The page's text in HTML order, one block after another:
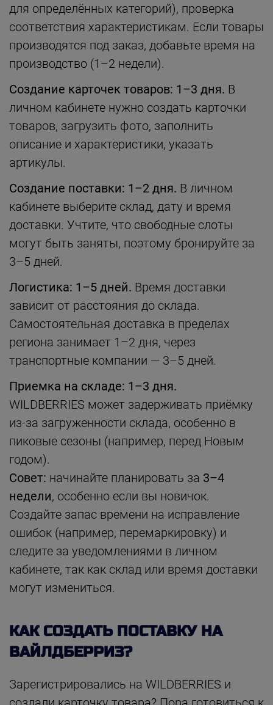
для определённых категорий), проверка
соответствия характеристикам. Если товары
производятся под заказ, добавьте время на
производство (1–2 недели).
Создание карточек товаров: 1–3 дня. В
личном кабинете нужно создать карточки
товаров, загрузить фото, заполнить
описание и характеристики, указать
артикулы.
Создание поставки: 1–2 дня. В личном
кабинете выберите склад, дату и время
доставки. Учтите, что свободные слоты
могут быть заняты, поэтому бронируйте за
3–5 дней.
Логистика: 1–5 дней. Время доставки
зависит от расстояния до склада.
Самостоятельная доставка в пределах
региона занимает 1–2 дня, через
транспортные компании — 3–5 дней.
Приемка на складе: 1–3 дня.
WILDBERRIES может задерживать приёмку
из-за загруженности склада, особенно в
пиковые сезоны (например, перед Новым
годом).
Совет: начинайте планировать за 3–4
недели, особенно если вы новичок.
Создайте запас времени на исправление
ошибок (например, перемаркировку) и
следите за уведомлениями в личном
кабинете, так как склад или время доставки
могут измениться.
КАК СОЗДАТЬ ПОСТАВКУ НА
ВАЙЛДБЕРРИЗ?
Зарегистрировались на WILDBERRIES и